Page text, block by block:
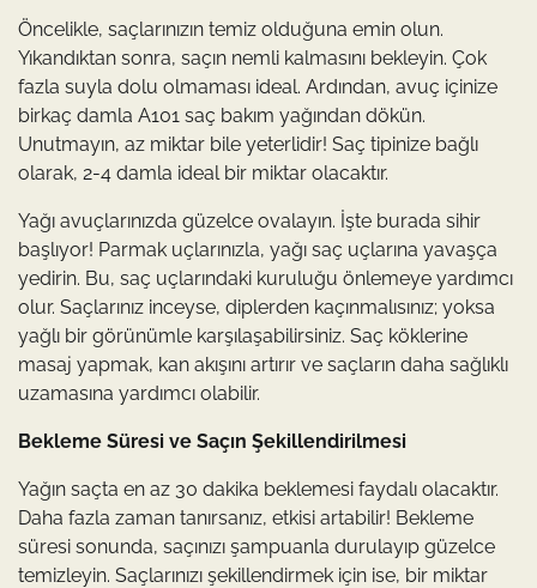
Öncelikle, saçlarınızın temiz olduğuna emin olun.
Yıkandıktan sonra, saçın nemli kalmasını bekleyin. Çok
fazla suyla dolu olmaması ideal. Ardından, avuç içinize
birkaç damla A101 saç bakım yağından dökün.
Unutmayın, az miktar bile yeterlidir! Saç tipinize bağlı
olarak, 2-4 damla ideal bir miktar olacaktır.
Yağı avuçlarınızda güzelce ovalayın. İşte burada sihir
başlıyor! Parmak uçlarınızla, yağı saç uçlarına yavaşça
yedirin. Bu, saç uçlarındaki kuruluğu önlemeye yardımcı
olur. Saçlarınız inceyse, diplerden kaçınmalısınız; yoksa
yağlı bir görünümle karşılaşabilirsiniz. Saç köklerine
masaj yapmak, kan akışını artırır ve saçların daha sağlıklı
uzamasına yardımcı olabilir.
Bekleme Süresi ve Saçın Şekillendirilmesi
Yağın saçta en az 30 dakika beklemesi faydalı olacaktır.
Daha fazla zaman tanırsanız, etkisi artabilir! Bekleme
süresi sonunda, saçınızı şampuanla durulayıp güzelce
temizleyin. Saçlarınızı şekillendirmek için ise, bir miktar